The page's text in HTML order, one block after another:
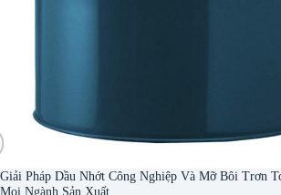
Giải Pháp Dầu Nhớt Công Nghiệp Và Mỡ Bôi Trơn
Mọi Ngành Sản Xuất